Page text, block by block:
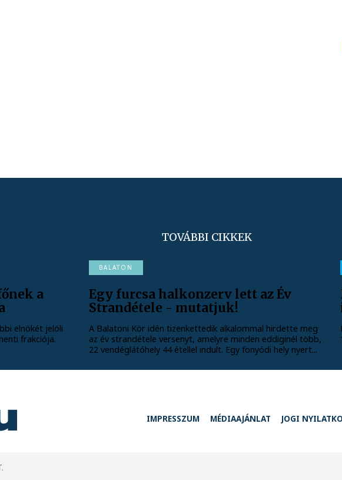
TOVÁBBI CIKKEK
a
elnökét jelöli
frakciója.
BALATON
Egy furcsa halkonzerv lett az Év
Strandétele - mutatjuk!
A Balatoni Kör idén tizenkettedik alkalommal hirdette meg
az év strandétele versenyt, amelyre minden eddiginél több,
22 vendéglátóhely 44 étellel indult. Egy fonyódi hely nyert...
IMPRESSZUM MÉDIAAJÁNLAT JOGI